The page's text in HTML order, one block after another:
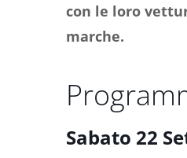
con le loro
marche.
Sabato 22